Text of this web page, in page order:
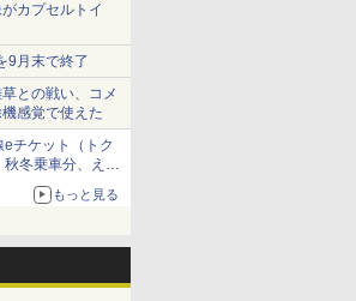
カプセルトイ
9月末で終了
との戦い、コメ
感覚で使えた
チケット（トク
冬乗車分、えき
もっと見る